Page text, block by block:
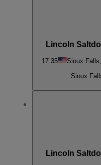
Lincoln
17:35 Sioux
Sioux
Lincoln